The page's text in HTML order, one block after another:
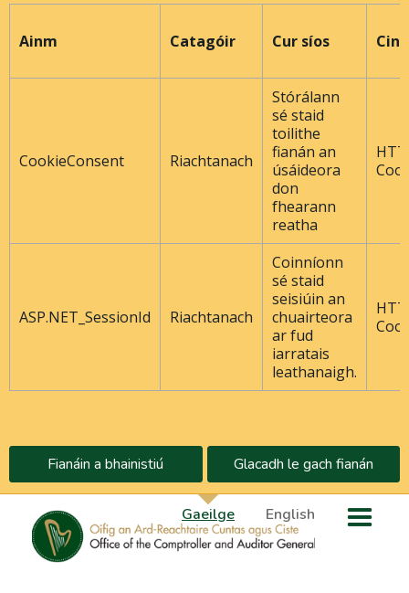
Ainm Catagóir Cur síos
CookieConsent Riachtanach
Stórálann
sé staid
toilithe
fianán an
úsáideora
don
fhearann ​​
reatha
ASP.NET_SessionId Riachtanach
Coinníonn
sé staid
seisiúin an
chuairteora
ar fud
iarratais
leathanaigh.
Fianáin a bhainistiú Glacadh le gach fianán
Gaeilge English